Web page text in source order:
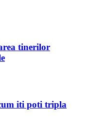
tinerilor
iti poti tripla